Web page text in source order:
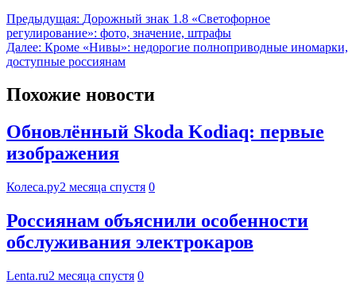
Предыдущая: Дорожный знак 1.8 «Светофорное
регулирование»: фото, значение, штрафы
Далее: Кроме «Нивы»: недорогие полноприводные иномарки,
доступные россиянам
Похожие новости
Обновлённый Skoda Kodiaq: первые
изображения
Колеса.ру2 месяца спустя 0
Россиянам объяснили особенности
обслуживания электрокаров
Lenta.ru2 месяца спустя 0